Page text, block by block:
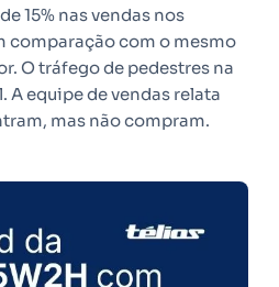
15% nas vendas nos
comparação com o mesmo
O tráfego de pedestres na
A equipe de vendas relata
mas não compram.